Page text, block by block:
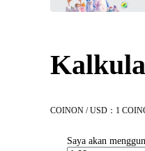
COINON / USD：1
Saya akan